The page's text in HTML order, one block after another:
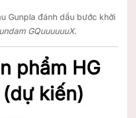
Gunpla đánh dấu bước khởi
GQuuuuuuX.
phẩm HG
kiến)